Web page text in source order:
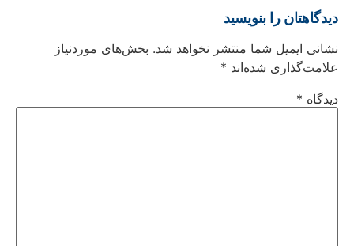
دیدگاهتان را بنویسید
نشانی ایمیل شما منتشر نخواهد شد. بخش‌های موردنیاز
علامت‌گذاری شده‌اند *
دیدگاه *